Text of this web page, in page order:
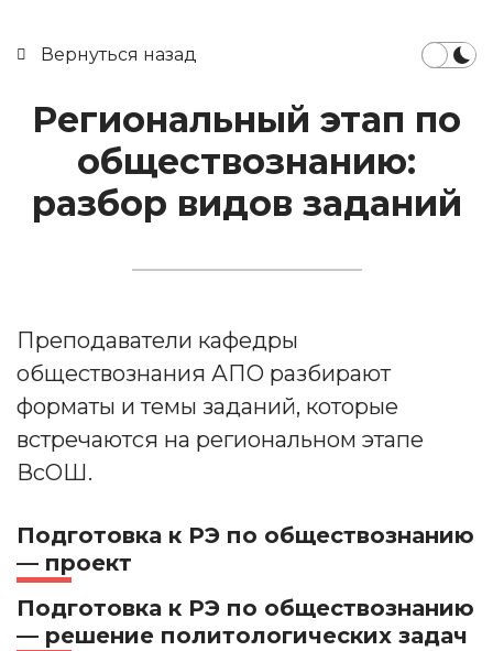
Вернуться назад
Региональный этап по
обществознанию:
разбор видов заданий
Преподаватели кафедры
обществознания АПО разбирают
форматы и темы заданий, которые
встречаются на региональном этапе
ВсОШ.
Подготовка к РЭ по обществознанию
— проект
Подготовка к РЭ по обществознанию
— решение политологических задач